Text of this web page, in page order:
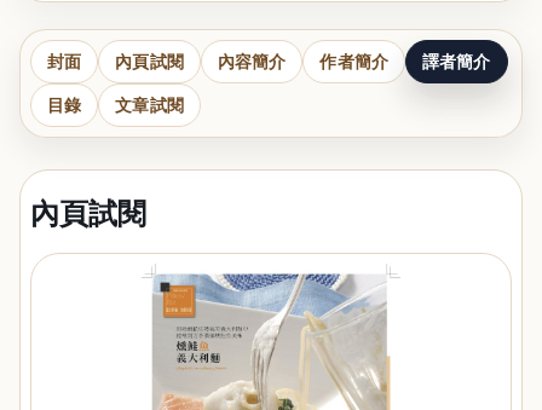
封面 內頁試閱 內容簡介 作者簡介 譯者簡介
目錄 文章試閱
內頁試閱